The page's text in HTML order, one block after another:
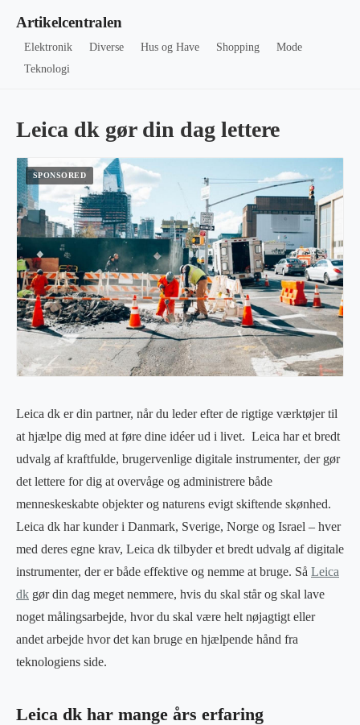
Artikelcentralen
Elektronik Diverse Hus og Have Shopping
Mode
Teknologi
Leica dk gør din dag lettere
Leica dk er din partner, når du leder efter de rigtige værktøjer til
at hjælpe dig med at føre dine idéer ud i livet. Leica har et bredt
udvalg af kraftfulde, brugervenlige digitale instrumenter, der gør
det lettere for dig at overvåge og administrere både
menneskeskabte objekter og naturens evigt skiftende skønhed.
Leica dk har kunder i Danmark, Sverige, Norge og Israel – hver
med deres egne krav, Leica dk tilbyder et bredt udvalg af digitale
instrumenter, der er både effektive og nemme at bruge. Så Leica
dk gør din dag meget nemmere, hvis du skal står og skal lave
noget målingsarbejde, hvor du skal være helt nøjagtigt eller
andet arbejde hvor det kan bruge en hjælpende hånd fra
teknologiens side.
Leica dk har mange års erfaring